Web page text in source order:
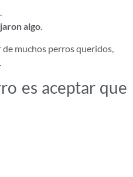
algo
muchos perros queridos,
.
es aceptar que